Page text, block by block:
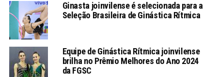
Ginasta joinvilense é selecionada para a
Seleção Brasileira de Ginástica Rítmica
Equipe de Ginástica Rítmica joinvilense
brilha no Prêmio Melhores do Ano 2024
da FGSC